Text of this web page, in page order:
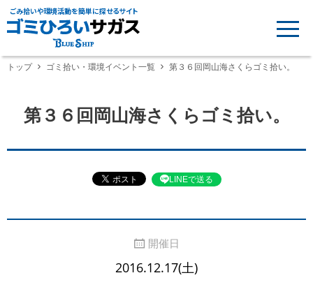
ごみ拾いや環境活動を簡単に探せるサイト
トップ ゴミ拾い・環境イベント一覧 第３６回岡山海さくらゴミ拾い。
第３６回岡山海さくらゴミ拾い。
LINEで送る
開催日
2016.12.17(土)